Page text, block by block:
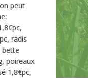
peut
radis
bette
poireaux
1,8€pc,